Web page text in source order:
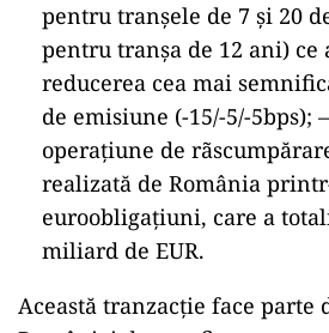
pentru tranșele de 7 și 20
pentru tranșa de 12 ani) ce
reducerea cea mai
de emisiune (-15/-5/-5bps);
operațiune de
realizată de România
euroobligațiuni, care a
miliard de EUR.
Această tranzacție face parte